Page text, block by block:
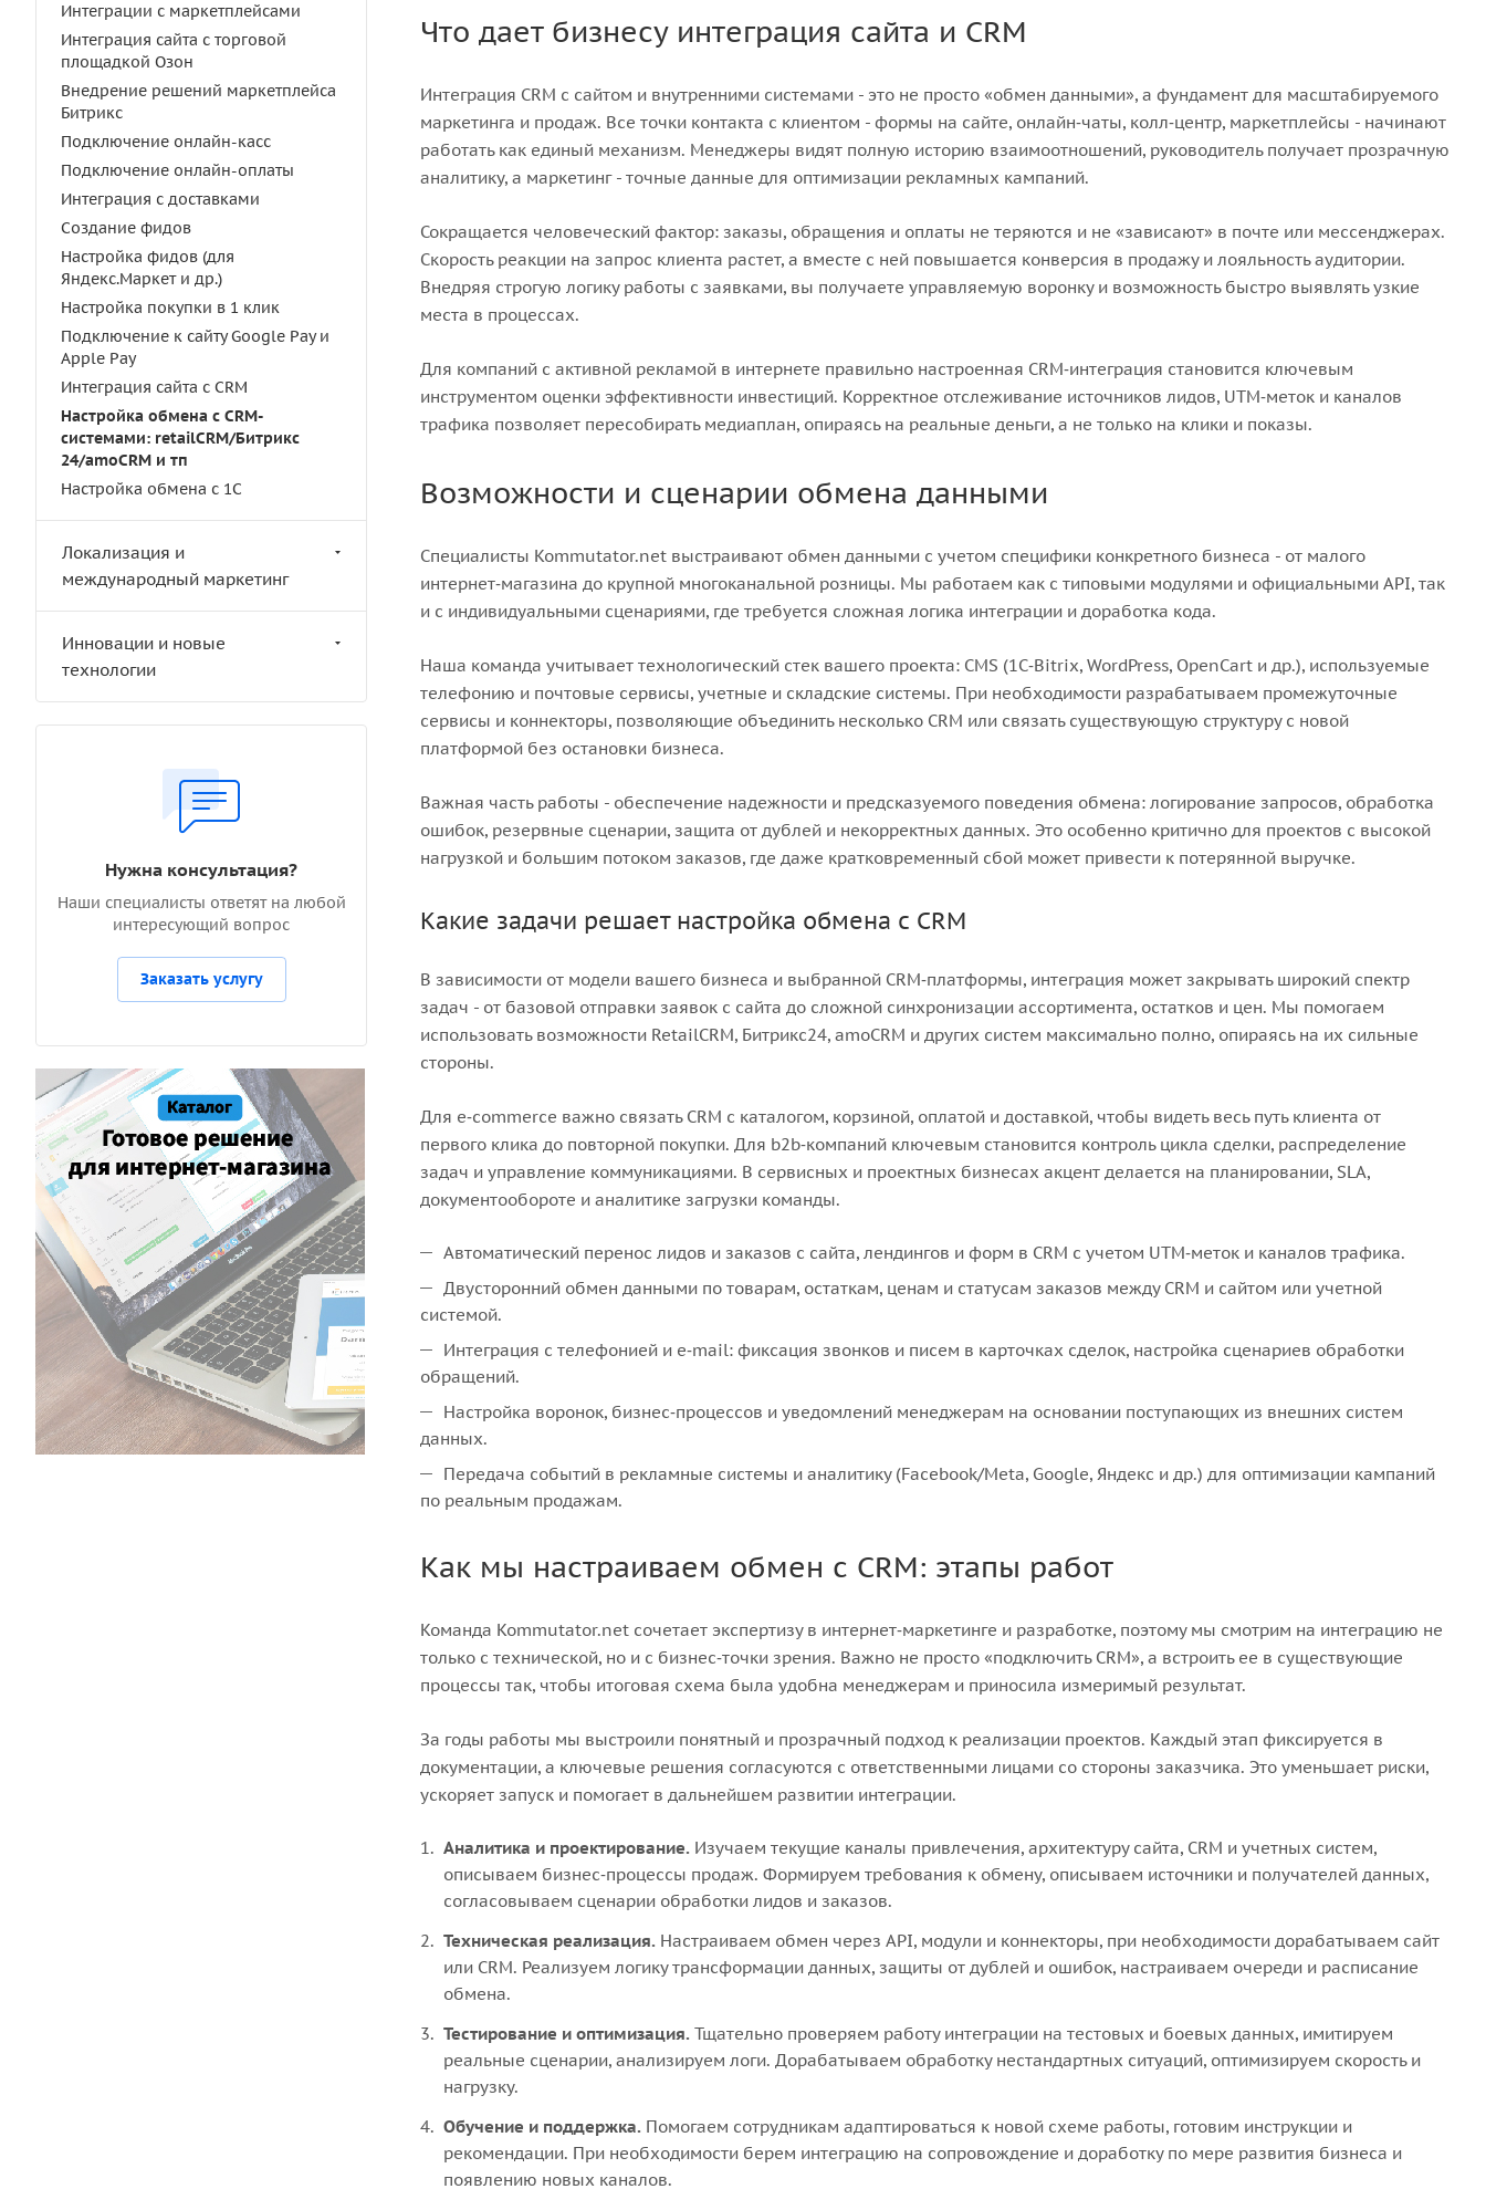
Что дает бизнесу интеграция сайта и CRM
Интеграция CRM с сайтом и внутренними системами - это не просто «обмен данными», а фундамент для масштабируемого
маркетинга и продаж. Все точки контакта с клиентом - формы на сайте, онлайн‑чаты, колл‑центр, маркетплейсы - начинают
работать как единый механизм. Менеджеры видят полную историю взаимоотношений, руководитель получает прозрачную
аналитику, а маркетинг - точные данные для оптимизации рекламных кампаний.
Сокращается человеческий фактор: заказы, обращения и оплаты не теряются и не «зависают» в почте или мессенджерах.
Скорость реакции на запрос клиента растет, а вместе с ней повышается конверсия в продажу и лояльность аудитории.
Внедряя строгую логику работы с заявками, вы получаете управляемую воронку и возможность быстро выявлять узкие
места в процессах.
Для компаний с активной рекламой в интернете правильно настроенная CRM‑интеграция становится ключевым
инструментом оценки эффективности инвестиций. Корректное отслеживание источников лидов, UTM‑меток и каналов
трафика позволяет пересобирать медиаплан, опираясь на реальные деньги, а не только на клики и показы.
Возможности и сценарии обмена данными
Специалисты Kommutator.net выстраивают обмен данными с учетом специфики конкретного бизнеса - от малого
интернет‑магазина до крупной многоканальной розницы. Мы работаем как с типовыми модулями и официальными API, так
и с индивидуальными сценариями, где требуется сложная логика интеграции и доработка кода.
Наша команда учитывает технологический стек вашего проекта: CMS (1C‑Bitrix, WordPress, OpenCart и др.), используемые
телефонию и почтовые сервисы, учетные и складские системы. При необходимости разрабатываем промежуточные
сервисы и коннекторы, позволяющие объединить несколько CRM или связать существующую структуру с новой
платформой без остановки бизнеса.
Важная часть работы - обеспечение надежности и предсказуемого поведения обмена: логирование запросов, обработка
ошибок, резервные сценарии, защита от дублей и некорректных данных. Это особенно критично для проектов с высокой
нагрузкой и большим потоком заказов, где даже кратковременный сбой может привести к потерянной выручке.
Какие задачи решает настройка обмена с CRM
В зависимости от модели вашего бизнеса и выбранной CRM‑платформы, интеграция может закрывать широкий спектр
задач - от базовой отправки заявок с сайта до сложной синхронизации ассортимента, остатков и цен. Мы помогаем
использовать возможности RetailCRM, Битрикс24, amoCRM и других систем максимально полно, опираясь на их сильные
стороны.
Для e‑commerce важно связать CRM с каталогом, корзиной, оплатой и доставкой, чтобы видеть весь путь клиента от
первого клика до повторной покупки. Для b2b‑компаний ключевым становится контроль цикла сделки, распределение
задач и управление коммуникациями. В сервисных и проектных бизнесах акцент делается на планировании, SLA,
документообороте и аналитике загрузки команды.
Автоматический перенос лидов и заказов с сайта, лендингов и форм в CRM с учетом UTM‑меток и каналов трафика.
Двусторонний обмен данными по товарам, остаткам, ценам и статусам заказов между CRM и сайтом или учетной
системой.
Интеграция с телефонией и e‑mail: фиксация звонков и писем в карточках сделок, настройка сценариев обработки
обращений.
Настройка воронок, бизнес‑процессов и уведомлений менеджерам на основании поступающих из внешних систем
данных.
Передача событий в рекламные системы и аналитику (Facebook/Meta, Google, Яндекс и др.) для оптимизации кампаний
по реальным продажам.
Как мы настраиваем обмен с CRM: этапы работ
Команда Kommutator.net сочетает экспертизу в интернет‑маркетинге и разработке, поэтому мы смотрим на интеграцию не
только с технической, но и с бизнес‑точки зрения. Важно не просто «подключить CRM», а встроить ее в существующие
процессы так, чтобы итоговая схема была удобна менеджерам и приносила измеримый результат.
За годы работы мы выстроили понятный и прозрачный подход к реализации проектов. Каждый этап фиксируется в
документации, а ключевые решения согласуются с ответственными лицами со стороны заказчика. Это уменьшает риски,
ускоряет запуск и помогает в дальнейшем развитии интеграции.
Аналитика и проектирование. Изучаем текущие каналы привлечения, архитектуру сайта, CRM и учетных систем,
описываем бизнес‑процессы продаж. Формируем требования к обмену, описываем источники и получателей данных,
согласовываем сценарии обработки лидов и заказов.
Техническая реализация. Настраиваем обмен через API, модули и коннекторы, при необходимости дорабатываем сайт
или CRM. Реализуем логику трансформации данных, защиты от дублей и ошибок, настраиваем очереди и расписание
обмена.
Тестирование и оптимизация. Тщательно проверяем работу интеграции на тестовых и боевых данных, имитируем
реальные сценарии, анализируем логи. Дорабатываем обработку нестандартных ситуаций, оптимизируем скорость и
нагрузку.
Обучение и поддержка. Помогаем сотрудникам адаптироваться к новой схеме работы, готовим инструкции и
рекомендации. При необходимости берем интеграцию на сопровождение и доработку по мере развития бизнеса и
появлению новых каналов.
Интеграции с маркетплейсами
Интеграция сайта с торговой
площадкой Озон
Внедрение решений маркетплейса
Битрикс
Подключение онлайн-касс
Подключение онлайн-оплаты
Интеграция с доставками
Создание фидов
Настройка фидов (для
Яндекс.Маркет и др.)
Настройка покупки в 1 клик
Подключение к сайту Google Pay и
Apple Pay
Интеграция сайта с CRM
Настройка обмена с CRM-
cистемами: retailCRM/Битрикс
24/amoCRM и тп
Настройка обмена с 1С
Локализация и
международный маркетинг
Инновации и новые
технологии
Нужна консультация?
Наши специалисты ответят на любой
интересующий вопрос
Заказать услугу